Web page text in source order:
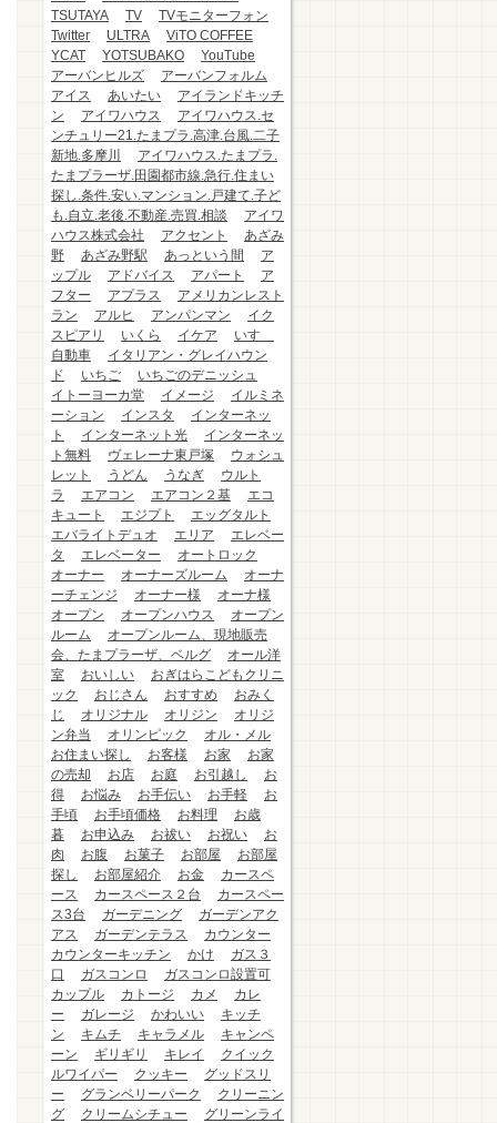
TSUTAYA
TV
TVモニターフォン
Twitter
ULTRA
ViTO COFFEE
YCAT
YOTSUBAKO
YouTube
アーバンヒルズ
アーバンフォルム
アイス
あいたい
アイランドキッチ
ン
アイワハウス
アイワハウス.セ
ンチュリー21.たまプラ.高津.台風.二子
新地.多摩川
アイワハウス.たまプラ.
たまプラーザ.田園都市線.急行.住まい
探し.条件.安い.マンション.戸建て.子ど
も.自立.老後.不動産.売買.相談
アイワ
ハウス株式会社
アクセント
あざみ
野
あざみ野駅 あっという間
ア
ップル
アドバイス アパート
ア
フター
アプラス
アメリカンレスト
ラン
アルヒ アンパンマン
イク
スピアリ
いくら イケア
いすゞ
自動車
イタリアン・グレイハウン
ド
いちご
いちごのデニッシュ
イトーヨーカ堂
イメージ
イルミネ
ーション
インスタ
インターネッ
ト
インターネット光
インターネッ
ト無料
ヴェレーナ東戸塚
ウォシュ
レット
うどん うなぎ
ウルト
ラ
エアコン エアコン２基
エコ
キュート
エジプト
エッグタルト
エバライトデュオ
エリア
エレベー
タ
エレベーター
オートロック
オーナー
オーナーズルーム
オーナ
ーチェンジ
オーナー様
オーナ様
オープン
オープンハウス
オープン
ルーム
オープンルーム、現地販売
会、たまプラーザ、ベルグ
オール洋
室
おいしい
おぎはらこどもクリニ
ック
おじさん おすすめ
おみく
じ
オリジナル オリジン
オリジ
ン弁当
オリンピック
オル・メル
お住まい探し
お客様 お家
お家
の売却
お店 お庭 お引越し
お
得
お悩み お手伝い お手軽
お
手頃
お手頃価格 お料理
お歳
暮
お申込み お祓い お祝い
お
肉
お腹 お菓子 お部屋
お部屋
探し
お部屋紹介 お金
カースペ
ース
カースペース２台
カースペー
ス3台
ガーデニング
ガーデンアク
アス
ガーデンテラス
カウンター
カウンターキッチン
かけ
ガス３
口
ガスコンロ
ガスコンロ設置可
カップル
カトージ カメ
カレ
ー
ガレージ かわいい
キッチ
ン
キムチ キャラメル
キャンペ
ーン
ギリギリ キレイ
クイック
ルワイパー
クッキー
グッドスリ
ー
グランベリーパーク
クリーニン
グ
クリームシチュー
グリーンライ